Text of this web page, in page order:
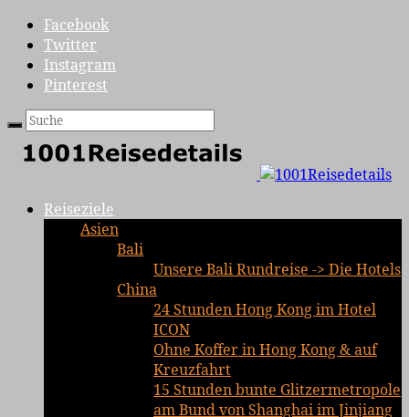
Facebook
Twitter
Instagram
Pinterest
Reiseziele
Asien
Bali
Unsere Bali Rundreise -> Die Hotels
China
24 Stunden Hong Kong im Hotel
ICON
Ohne Koffer in Hong Kong & auf
Kreuzfahrt
15 Stunden bunte Glitzermetropole
am Bund von Shanghai im Jinjiang